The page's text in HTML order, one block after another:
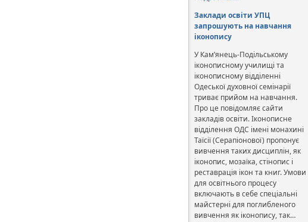
Заклади освіти УПЦ
запрошують на навчання
іконопису
У Кам’янець-Подільському
іконописному училищі та
іконописному відділенні
Одеської духовної семінарії
триває прийом на навчання.
Про це повідомляє сайти
закладів освіти. Іконописне
відділення ОДС імені монахині
Таїсії (Серапіонової) пропонує
вивчення таких дисциплін, як
іконопис, мозаїка, стінопис і
реставрація ікон та книг. Умови
для освітнього процесу
включають в себе спеціальні
майстерні для поглибленого
вивчення як іконопису, так…